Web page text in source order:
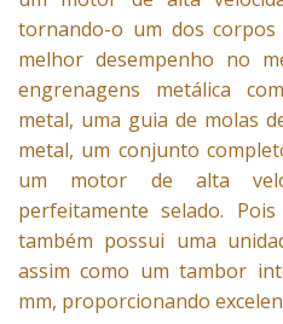
tornando-o um dos
melhor desempenho no
engrenagens metálica
metal, uma guia de molas
metal, um conjunto
um motor de alta
perfeitamente selado.
também possui uma
assim como um tambor
mm, proporcionando